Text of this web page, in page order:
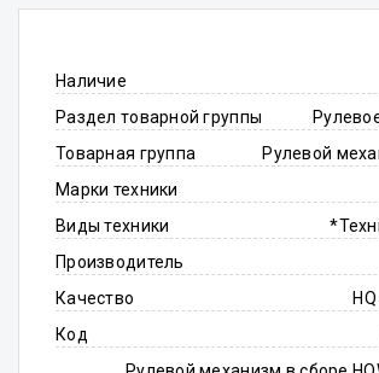
Наличие
Раздел товарной группы
Товарная группа
Рулевой
Марки техники
Виды техники
Производитель
Качество
Код